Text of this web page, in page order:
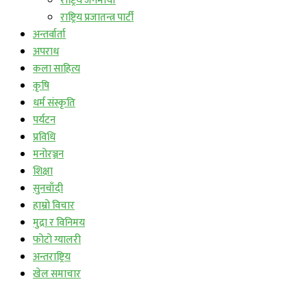
राष्ट्रिय प्रजातन्त्र पार्टी
अन्तर्वार्ता
अपराध
कला साहित्य
कृषि
धर्म संस्कृति
पर्यटन
प्रविधि
मनोरञ्जन
शिक्षा
सुनचाँदी
हाम्रो विचार
मुद्रा र विनिमय
फोटो ग्यालरी
अन्तराष्ट्रिय
खेल समाचार